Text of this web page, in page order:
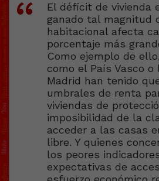
El déficit de vivienda
ganado tal magnitud
habitacional afecta
porcentaje más
Como ejemplo de
como el País Vasco o
Madrid han tenido
umbrales de renta
viviendas de
imposibilidad de la
acceder a las casas
libre. Y quienes
los peores
expectativas de